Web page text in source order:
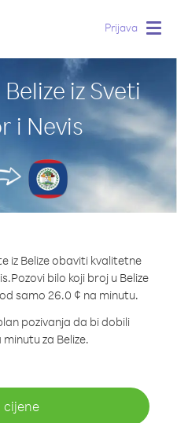
Prijava
iz Sveti
i Nevis
iz Belize obaviti kvalitetne
Pozovi bilo koji broj u Belize
samo 26.0 ¢ na minutu.
pozivanja da bi dobili
za Belize.
cijene